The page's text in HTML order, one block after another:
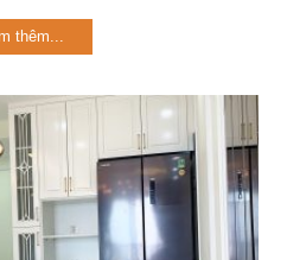
thêm...